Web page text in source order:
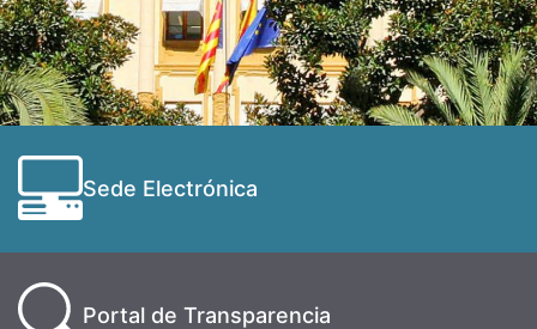
Sede Electrónica
Portal de Transparencia